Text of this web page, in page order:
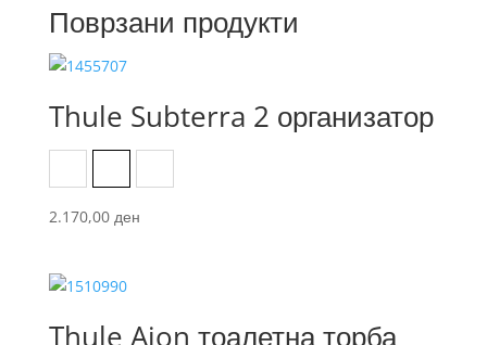
Поврзани продукти
Thule Subterra 2 организатор
2.170,00 ден
Thule Aion тоалетна торба